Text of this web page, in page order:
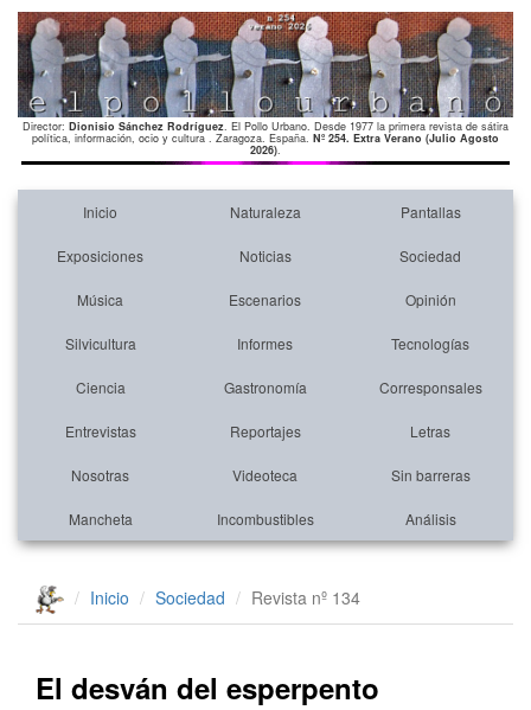
Director: Dionisio Sánchez Rodríguez. El Pollo Urbano. Desde 1977 la primera revista de sátira
política, información, ocio y cultura . Zaragoza. España. Nº 254. Extra Verano (Julio Agosto
2026).
Inicio Naturaleza Pantallas
Exposiciones Noticias Sociedad
Música Escenarios Opinión
Silvicultura Informes Tecnologías
Ciencia Gastronomía Corresponsales
Entrevistas Reportajes Letras
Nosotras Videoteca Sin barreras
Mancheta Incombustibles Análisis
Inicio Sociedad Revista nº 134
El desván del esperpento